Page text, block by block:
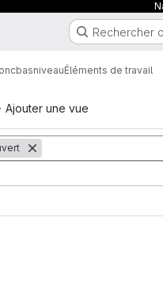
Rechercher
Éléments de travail
Ajouter une vue